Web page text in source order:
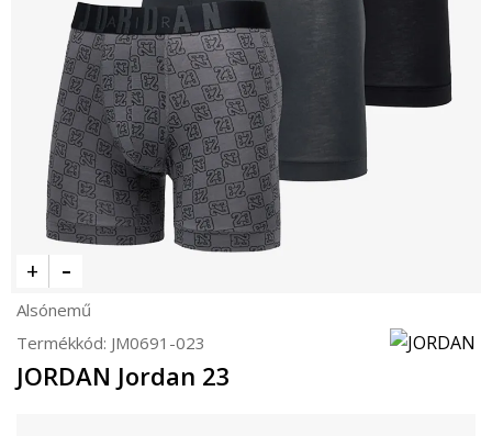
Alsónemű
Termékkód: JM0691-023
JORDAN Jordan 23